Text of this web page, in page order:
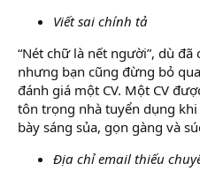
Viết sai chính tả
“Nét chữ là nết người”, dù
nhưng bạn cũng đừng bỏ
đánh giá một CV. Một CV
tôn trọng nhà tuyển dụng
bày sáng sủa, gọn gàng và
Địa chỉ email thiếu